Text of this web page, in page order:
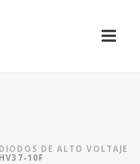
DIODOS DE ALTO VOLTAJE
10F